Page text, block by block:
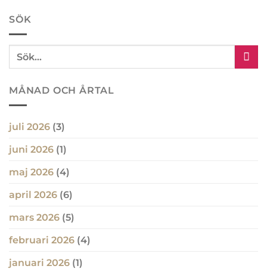
SÖK
MÅNAD OCH ÅRTAL
juli 2026 (3)
juni 2026 (1)
maj 2026 (4)
april 2026 (6)
mars 2026 (5)
februari 2026 (4)
januari 2026 (1)